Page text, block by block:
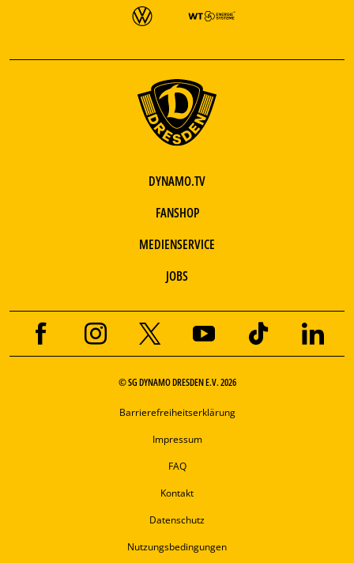
DYNAMO.TV
FANSHOP
MEDIENSERVICE
JOBS
© SG DYNAMO DRESDEN E.V. 2026
Barrierefreiheitserklärung
Impressum
FAQ
Kontakt
Datenschutz
Nutzungsbedingungen